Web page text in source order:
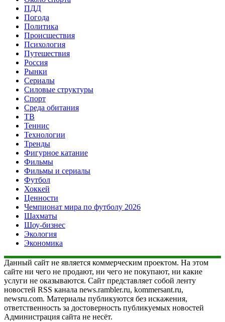
ПДД
Погода
Политика
Происшествия
Психология
Путешествия
Россия
Рынки
Сериалы
Силовые структуры
Спорт
Среда обитания
ТВ
Теннис
Технологии
Тренды
Фигурное катание
Фильмы
Фильмы и сериалы
Футбол
Хоккей
Ценности
Чемпионат мира по футболу 2026
Шахматы
Шоу-бизнес
Экология
Экономика
Данный сайт не является коммерческим проектом. На этом
сайте ни чего не продают, ни чего не покупают, ни какие
услуги не оказываются. Сайт представляет собой ленту
новостей RSS канала news.rambler.ru, kommersant.ru,
newsru.com. Материалы публикуются без искажения,
ответственность за достоверность публикуемых новостей
Администрация сайта не несёт.